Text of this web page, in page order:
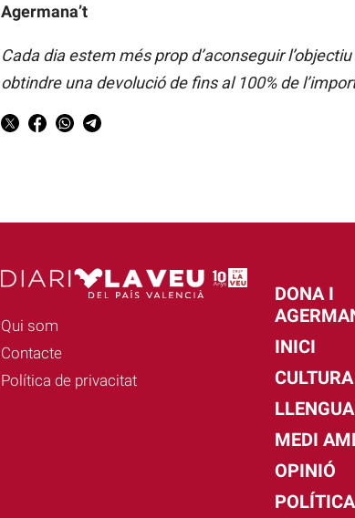
Agermana’t
Cada dia estem més prop d’aconseguir
obtindre una devolució de fins al 100% de
Qui som
Contacte
Política de privacitat
DONA I
INICI
CULTURA
LLENGUA
MEDI
OPINIÓ
POLÍTICA